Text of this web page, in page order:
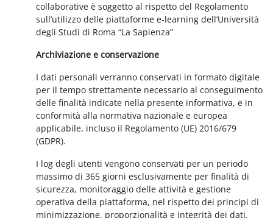
collaborative è soggetto al rispetto del Regolamento
sull’utilizzo delle piattaforme e-learning dell’Università
degli Studi di Roma “La Sapienza”
Archiviazione e conservazione
I dati personali verranno conservati in formato digitale
per il tempo strettamente necessario al conseguimento
delle finalità indicate nella presente informativa, e in
conformità alla normativa nazionale e europea
applicabile, incluso il Regolamento (UE) 2016/679
(GDPR).
I log degli utenti vengono conservati per un periodo
massimo di 365 giorni esclusivamente per finalità di
sicurezza, monitoraggio delle attività e gestione
operativa della piattaforma, nel rispetto dei principi di
minimizzazione, proporzionalità e integrità dei dati.